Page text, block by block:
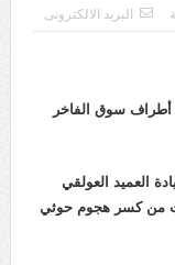
البريد الالكترونى
سوق الفاخر
من اللواء 30 مدرع بقيادة العميد العولقي
من كسر هجوم حوثي